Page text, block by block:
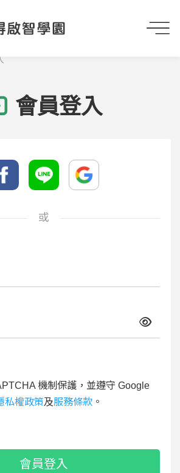
會員登入
或
機制保護，並遵守 Google
私權政策及服務條款 。
會員登入